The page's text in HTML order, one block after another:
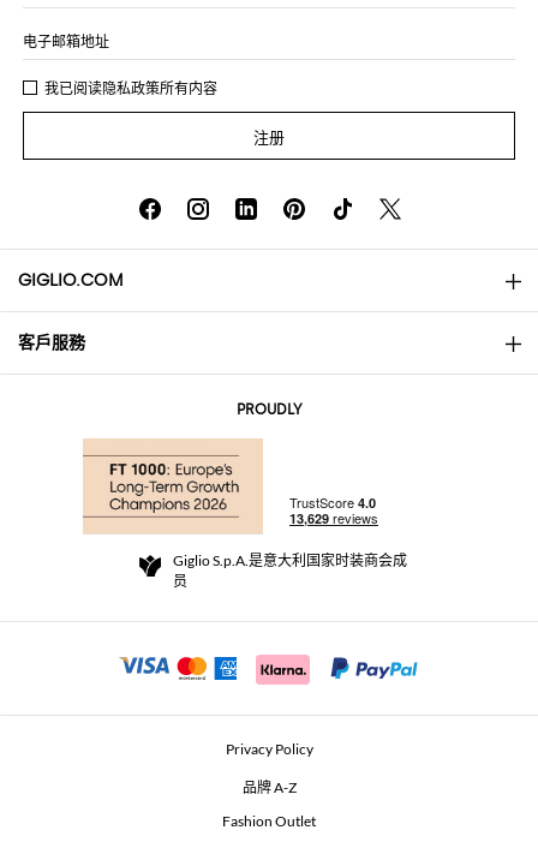
电子邮箱地址
我已阅读隐私政策所有内容
注册
GIGLIO.COM
About
Community Store
Beauty Seekers VIP Club
客戶服務
退货与退款
For a safe shopping experience
Security Communication
PROUDLY
Giglio S.p.A.是意大利国家时装商会成
员
Privacy Policy
品牌 A-Z
Fashion Outlet